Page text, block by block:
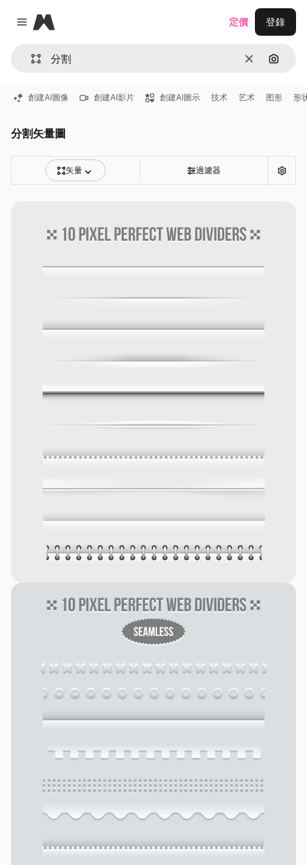
Close menu
Magnific
清除 通過圖
定價 登錄
創建AI圖像 創建AI影片 創建AI圖示 技术 艺术 图形 形
分割矢量圖
矢量 過濾器